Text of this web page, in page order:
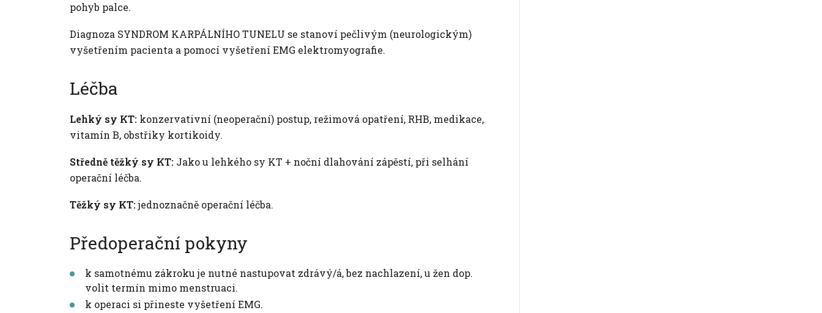
pohyb palce.
Diagnoza SYNDROM KARPÁLNÍHO TUNELU se stanoví pečlivým (neurologickým)
vyšetřením pacienta a pomocí vyšetření EMG elektromyografie.
Léčba
Lehký sy KT: konzervativní (neoperační) postup, režimová opatření, RHB, medikace,
vitamín B, obstřiky kortikoidy.
Středně těžký sy KT: Jako u lehkého sy KT + noční dlahování zápěstí, při selhání
operační léčba.
Těžký sy KT:jednoznačně operační léčba.
Předoperační pokyny
k samotnému zákroku je nutné nastupovat zdrávý/á, bez nachlazení, u žen dop.
volit termín mimo menstruaci.
k operaci si přineste vyšetření EMG.